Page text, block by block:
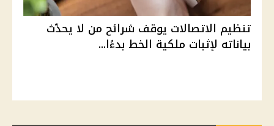
تنظيم الاتصالات يوقف شرائح من لا يحدّث
بياناته لإثبات ملكية الخط بدءًا...